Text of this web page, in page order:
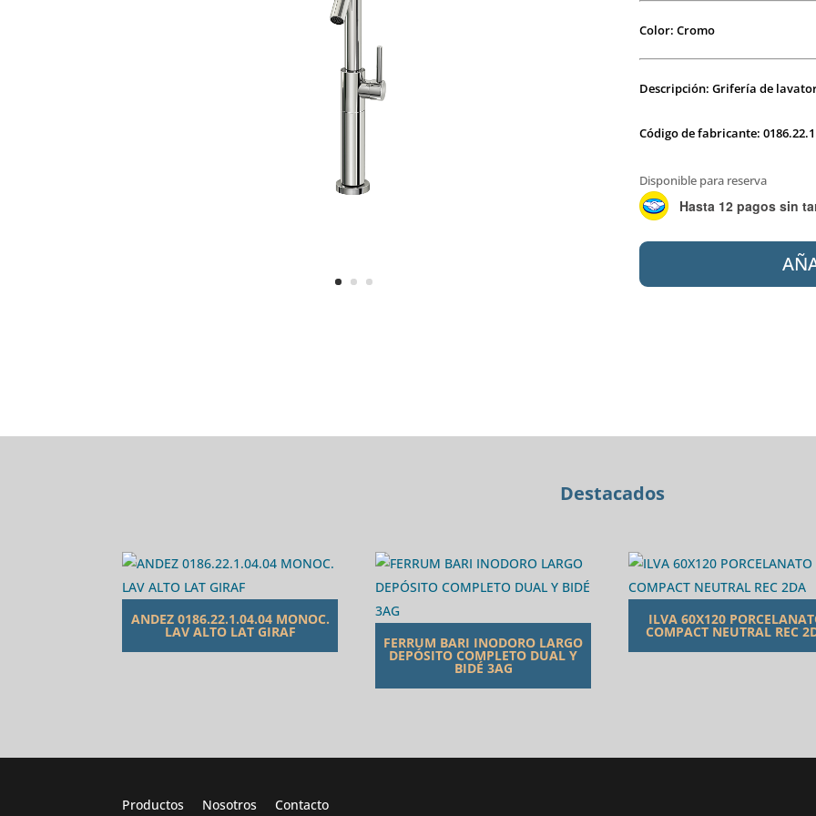
Color: Cromo
Descripción: Grifería de
Código de fabricante: 0186.22.1
Disponible para reserva
Hasta 12 pagos sin
ANDEZ
MONOC.
Destacados
ANDEZ 0186.22.1.04.04 MONOC.
LAV ALTO LAT GIRAF
FERRUM BARI INODORO LARGO
DEPÓSITO COMPLETO DUAL Y
BIDÉ 3AG
ILVA 60X120
COMPACT NEUTRAL REC
Productos NosotrosContacto